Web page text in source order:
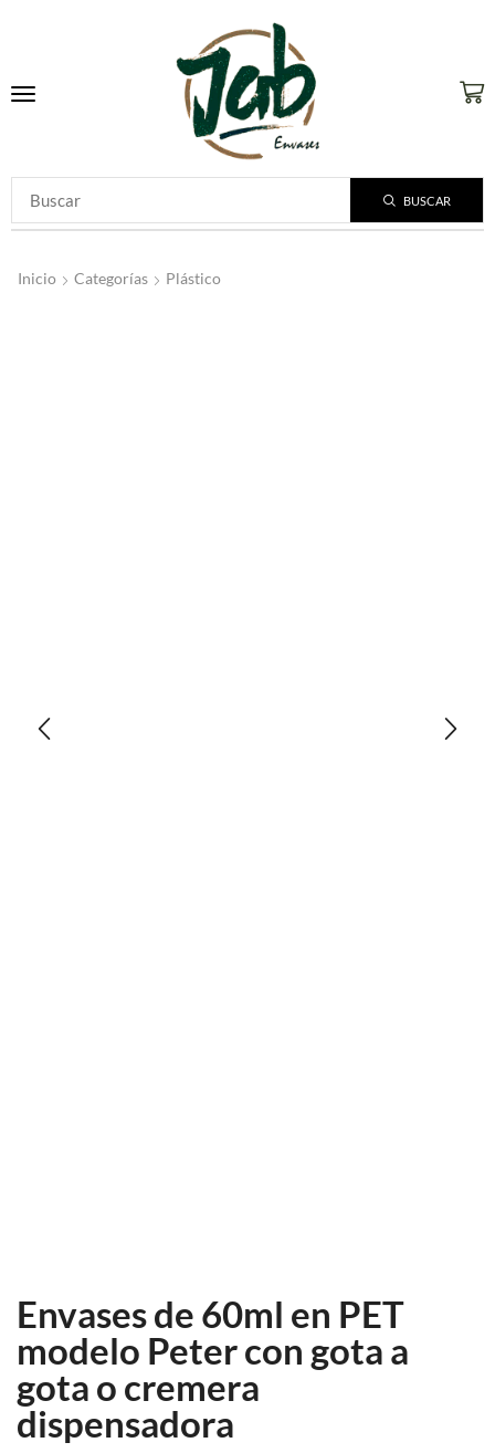
BUSCAR
Inicio Categorías Plástico
Envases de 60ml en PET
modelo Peter con gota a
gota o cremera
dispensadora